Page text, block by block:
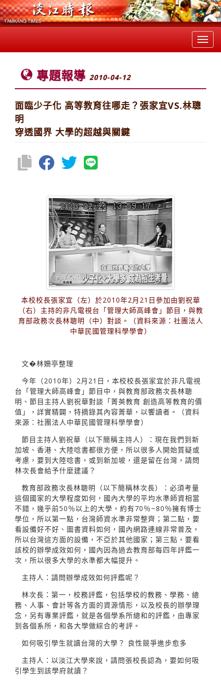
專題報導 2010-04-12
面臨少子化 高等教育往哪走？張家宜VS.林聰
明
穿透國界 大學的超越與關鍵
本校校長張家宜（左）於2010年2月21日參加由劉祝華
（右）主持的非凡電視台「管理大師高峰會」節目，與教
育部政務次長林聰明（中）對談。（資料來源：社團法人
中華民國管理科學學會）
文�林姍亭整理
今年（2010年）2月21日，本校校長張家宜於非凡電視
台「管理大師高峰會」節目中，與教育部政務次長林聰
明、節目主持人劉祝華對談「菁英教育 創造高等教育的價
值」，詳實精闢，特摘錄其內容菁華，以饗讀者。（資料
來源：社團法人中華民國管理科學學會）
節目主持人劉祝華（以下簡稱主持人）：現在我們到新
加坡、香港、大陸唸書都很方便，所以很多人開始質疑或
考慮，要到大陸唸書，或到新加坡，還是留在台灣，請問
林次長會給予什麼建議？
教育部政務次長林聰明（以下簡稱林次長）：必須考量
這個國家的大學程度如何，國內大學的平均水準師資相當
不錯，幾乎前50％以上的大學，約有70％~80％擁有博士
學位，所以第一點，台灣師資水準非常整齊；第二點，要
看設備好不好、圖書資料如何，國內網路連線非常普及，
所以台灣這方面的設備，不亞於其他國家；第三點，要看
該校的辦學成效如何，國內因為過去教育部每四年評鑑一
次，所以很多大學的水準都大幅提升。
主持人：請問辦學成效如何評鑑呢？
林次長：第一，校務評鑑，包括學校的教務、學務、總
務、人事、會計等各方面的資源情形，以及校長的辦學理
念，另有專業評鑑，就是各個學系所總和的評鑑，由專家
到各個系所，和各大學做綜合的考評。
如何吸引學生就讀台灣的大學？ 良性競爭進步愈多
主持人：以淡江大學來說，請問張校長認為，要如何吸
引學生到該學府就讀？